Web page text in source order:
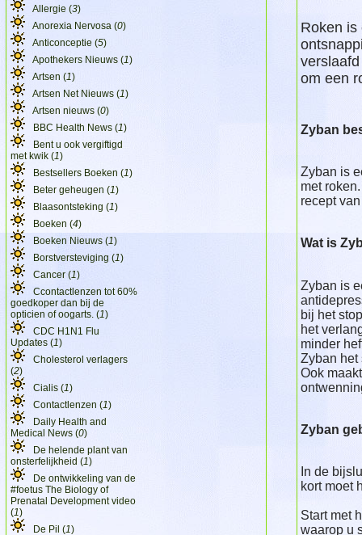
Allergie (3)
Anorexia Nervosa (0)
Anticonceptie (5)
Apothekers Nieuws (1)
Artsen (1)
Artsen Net Nieuws (1)
Artsen nieuws (0)
BBC Health News (1)
Bent u ook vergiftigd
met kwik (1)
Bestsellers Boeken (1)
Beter geheugen (1)
Blaasontsteking (1)
Boeken (4)
Boeken Nieuws (1)
Borstversteviging (1)
Cancer (1)
Ccontactlenzen tot 60%
goedkoper dan bij de
opticien of oogarts. (1)
CDC H1N1 Flu
Updates (1)
Cholesterol verlagers
(2)
Cialis (1)
Contactlenzen (1)
Daily Health and
Medical News (0)
De helende plant van
onsterfelijkheid (1)
De ontwikkeling van de
#foetus The Biology of
Prenatal Development video
(1)
De Pil (1)
Roken is
om een
Zyban
Zyban is
met
recept
Wat is
Zyban is
bij het
het
minder
Zyban het
Ook
Zyban
In de
kort moet
Start met
waarop u